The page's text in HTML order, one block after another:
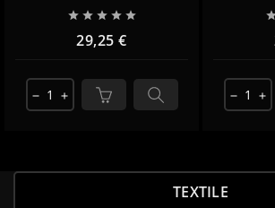
    
29,25 €
remove add remove add
TEXTILE